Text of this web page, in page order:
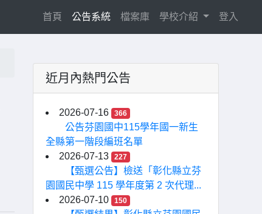
首頁 (current)
公告系統 檔案庫 學校介紹 登入
近月內熱門公告
2026-07-16 366
公告芬園國中115學年國一新生
全縣第一階段編班名單
2026-07-13
227
【甄選公告】檢送「彰化縣立芬
園國民中學 115 學年度第 2 次代理...
2026-07-10
150